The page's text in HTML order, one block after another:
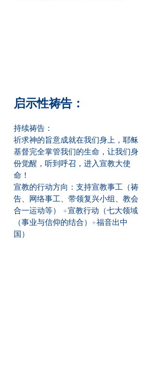
启示性祷告：
持续祷告：
祈求神的旨意成就在我们身上，耶稣
基督完全掌管我们的生命，让我们身
份觉醒，听到呼召，进入宣教大使
命！
宣教的行动方向：支持宣教事工（祷
告、网络事工、带领复兴小组、教会
合一运动等） +宣教行动（七大领域
（事业与信仰的结合）+福音出中
国）